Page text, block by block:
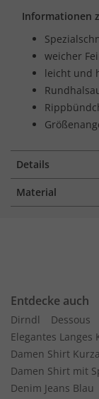
Informationen
weicher
leicht und
Details
Material
Entdecke auch
Dirndl Dessous
Elegantes Langes
Damen Shirt
Damen Shirt mit
Denim Jeans Blau